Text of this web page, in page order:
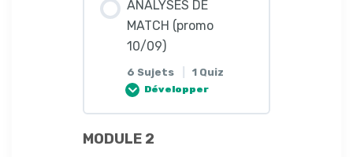
(promo 14/01)
ANALYSES DE
MATCH (promo
10/09)
6 Sujets 1 Quiz
Développer
Leçon Contenu
MODULE 2